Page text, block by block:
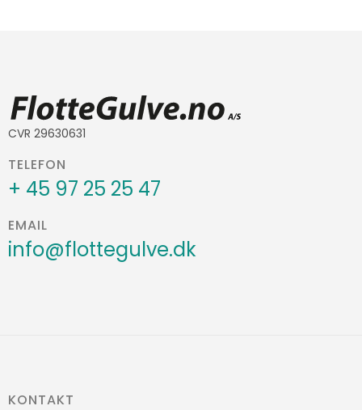
CVR 29630631
TELEFON
+ 45 97 25 25 47
EMAIL
info@flottegulve.dk
KONTAKT